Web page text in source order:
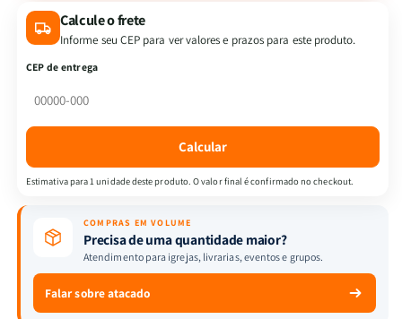
Mágicas
|
Story
3
Buzz
de
Órbita
Mágicas
|
de
Órbita
Calcule o frete
Informe seu CEP para ver valores e prazos para este produto.
CEP de entrega
Calcular
Estimativa para 1 unidade deste produto. O valor final é confirmado no checkout.
COMPRAS EM VOLUME
Precisa de uma quantidade maior?
Atendimento para igrejas, livrarias, eventos e grupos.
Falar sobre atacado